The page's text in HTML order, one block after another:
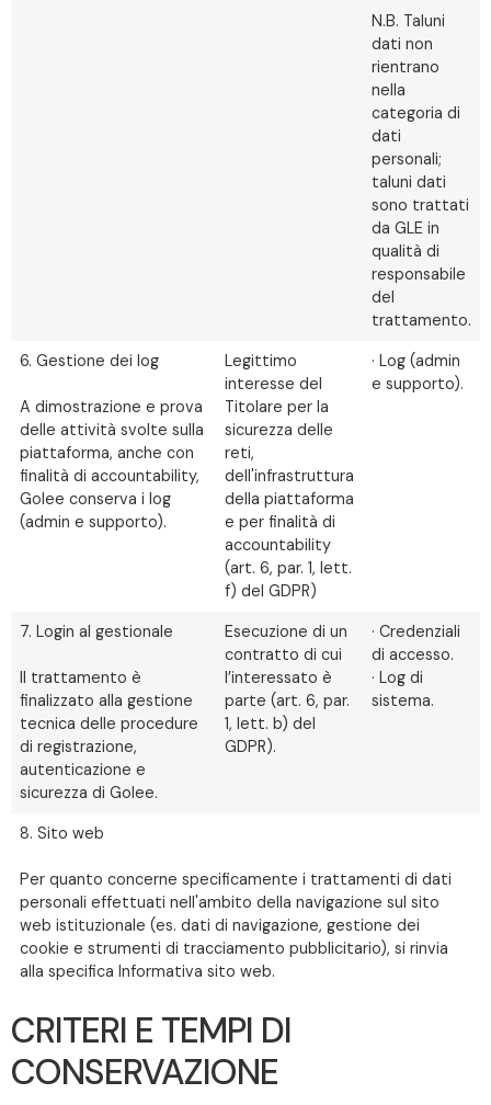
N.B. Taluni
dati non
rientrano
nella
categoria di
dati
personali;
taluni dati
sono trattati
da GLE in
qualità di
responsabile
del
trattamento.
6. Gestione dei log
A dimostrazione e prova
delle attività svolte sulla
piattaforma, anche con
finalità di accountability,
Golee conserva i log
(admin e supporto).
Legittimo
interesse del
Titolare per la
sicurezza delle
reti,
dell'infrastruttura
della piattaforma
e per finalità di
accountability
(art. 6, par. 1, lett.
f) del GDPR)
· Log (admin
e supporto).
7. Login al gestionale
Il trattamento è
finalizzato alla gestione
tecnica delle procedure
di registrazione,
autenticazione e
sicurezza di Golee.
Esecuzione di un
contratto di cui
l’interessato è
parte (art. 6, par.
1, lett. b) del
GDPR).
· Credenziali
di accesso.
· Log di
sistema.
8. Sito web
Per quanto concerne specificamente i trattamenti di dati
personali effettuati nell'ambito della navigazione sul sito
web istituzionale (es. dati di navigazione, gestione dei
cookie e strumenti di tracciamento pubblicitario), si rinvia
alla specifica Informativa sito web.
CRITERI E TEMPI DI
CONSERVAZIONE